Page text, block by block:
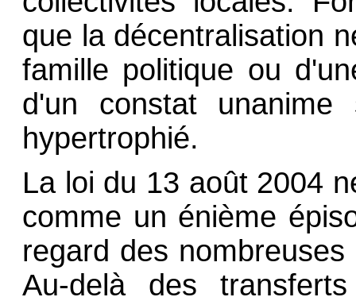
que la décentralisation
famille politique ou
d'un constat unanime
hypertrophié.
La loi du 13 août 2004
comme un énième
regard des
Au-delà des